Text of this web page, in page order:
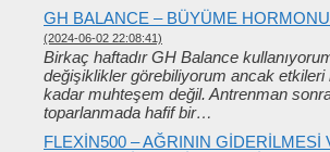
GH BALANCE – BÜYÜME HORMONU
(2024-06-02 22:08:41)
Birkaç haftadır GH Balance
değişiklikler görebiliyorum ancak etkileri
kadar muhteşem değil. Antrenman
toparlanmada hafif bir…
FLEXIN500 – AĞRININ GIDERILMESI